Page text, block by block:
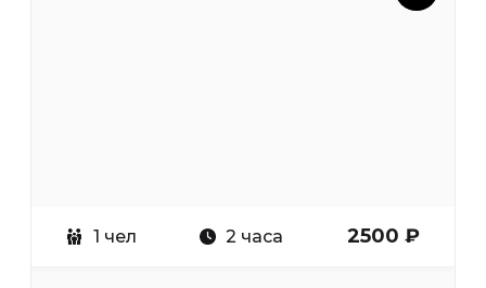
1 чел 2 часа 2500 ₽